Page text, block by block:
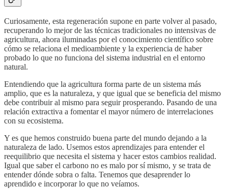
Curiosamente, esta regeneración supone en parte volver al pasado,
recuperando lo mejor de las técnicas tradicionales no intensivas de
agricultura, ahora iluminadas por el conocimiento científico sobre
cómo se relaciona el medioambiente y la experiencia de haber
probado lo que no funciona del sistema industrial en el entorno
natural.
Entendiendo que la agricultura forma parte de un sistema más
amplio, que es la naturaleza, y que igual que se beneficia del mismo
debe contribuir al mismo para seguir prosperando. Pasando de una
relación extractiva a fomentar el mayor número de interrelaciones
con su ecosistema.
Y es que hemos construido buena parte del mundo dejando a la
naturaleza de lado. Usemos estos aprendizajes para entender el
reequilibrio que necesita el sistema y hacer estos cambios realidad.
Igual que saber el carbono no es malo por sí mismo, y se trata de
entender dónde sobra o falta. Tenemos que desaprender lo
aprendido e incorporar lo que no veíamos.